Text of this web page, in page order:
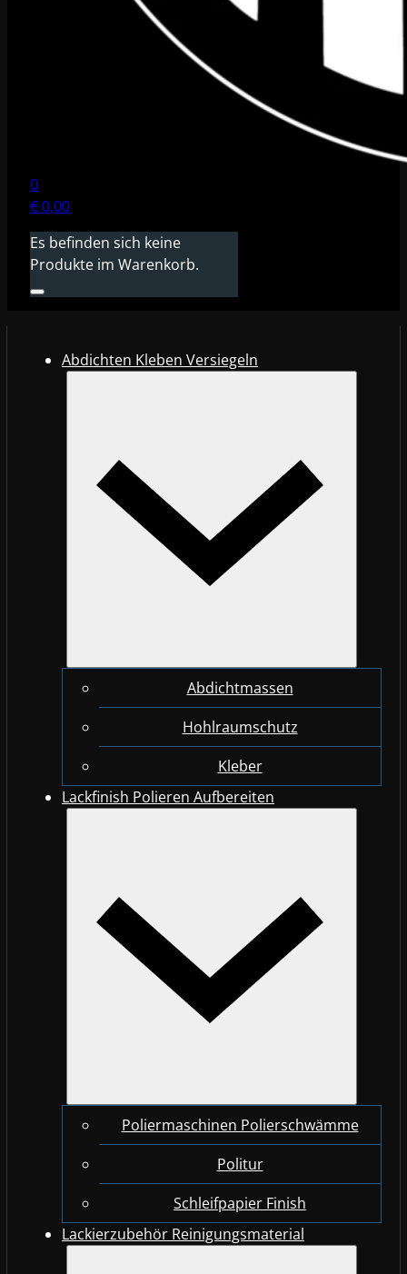
0
€0,00
Es befinden sich keine
Produkte im Warenkorb.
Abdichten Kleben Versiegeln
Abdichtmassen
Hohlraumschutz
Kleber
Lackfinish Polieren Aufbereiten
Poliermaschinen Polierschwämme
Politur
Schleifpapier Finish
Lackierzubehör Reinigungsmaterial